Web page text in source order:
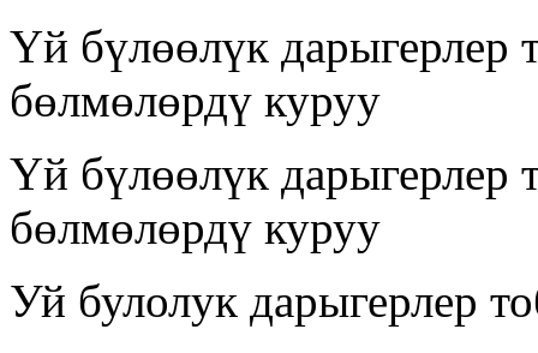
Үй бүлөөлүк дарыгерлер
бөлмөлөрдү куруу
Үй бүлөөлүк дарыгерлер
бөлмөлөрдү куруу
Уй булолук дарыгерлер